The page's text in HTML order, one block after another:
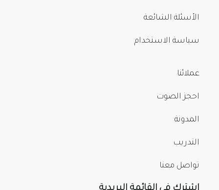
الأسئلة الشائعة
سياسة الاستخدام
عملائنا
احجز الصوت
المدونة
التدريب
تواصل معنا